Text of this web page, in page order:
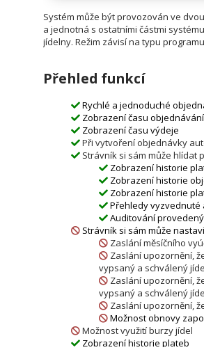
Systém může být provozován ve
a jednotná s ostatními částmi
jídelny. Režim závisí na typu
Přehled funkcí
Rychlé a jednoduché
Zobrazení času objednávání
Zobrazení času výdeje
Při vytvoření objednávky
Strávník si sám může hlídat
Zobrazení historie
Zobrazení historie
Zobrazení historie
Přehledy
Auditování
Strávník si sám může
Zaslání měsíčního
Zaslání upozornění,
vypsaný a schválený
Zaslání upozornění,
vypsaný a schválený
Zaslání upozornění,
Možnost obnovy
Možnost využití burzy jídel
Zobrazení historie plateb